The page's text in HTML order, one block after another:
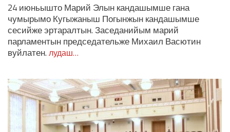
24 июньышто Марий Элын кандашымше гана
чумырымо Кугыжаныш Погынжын кандашымше
сесийже эртаралтын. Заседанийым марий
парламентын председательже Михаил Васютин
вуйлатен. лудаш…